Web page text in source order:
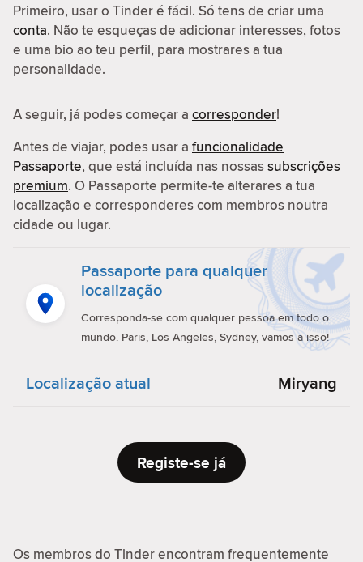
Primeiro, usar o Tinder é fácil. Só tens de criar uma
conta. Não te esqueças de adicionar interesses, fotos
e uma bio ao teu perfil, para mostrares a tua
personalidade.
A seguir, já podes começar a corresponder!
Antes de viajar, podes usar a funcionalidade
Passaporte, que está incluída nas nossassubscrições
premium. O Passaporte permite-te alterares a tua
localização e corresponderes com membros noutra
cidade ou lugar.
Passaporte para qualquer
localização
Corresponda-se com qualquer pessoa em todo o
mundo. Paris, Los Angeles, Sydney, vamos a isso!
Localização atual Miryang
Registe-se já
Os membros do Tinder encontram frequentemente